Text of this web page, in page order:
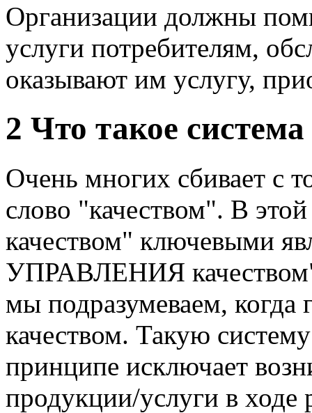
Организации должны
услуги потребителям,
оказывают им услугу,
2 Что такое
Очень многих сбивает с
слово "качеством". В
качеством" ключевыми
УПРАВЛЕНИЯ
мы подразумеваем, когда
качеством. Такую
принципе исключает
продукции/услуги в ходе